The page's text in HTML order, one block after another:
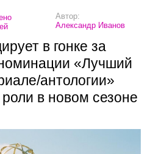
Автор:
Александр Иванов
в гонке за
«Лучший
антологии»
роли в новом сезоне